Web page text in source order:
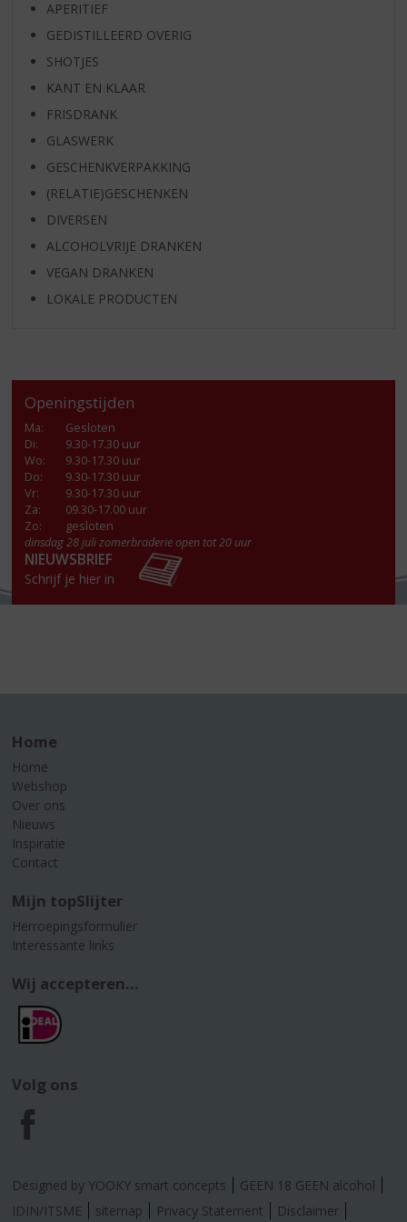
APERITIEF
GEDISTILLEERD OVERIG
SHOTJES
KANT EN KLAAR
FRISDRANK
GLASWERK
GESCHENKVERPAKKING
(RELATIE)GESCHENKEN
DIVERSEN
ALCOHOLVRIJE DRANKEN
VEGAN DRANKEN
LOKALE PRODUCTEN
Openingstijden
Ma:
Gesloten
Di:
9.30-17.30 uur
Wo:
9.30-17.30 uur
Do:
9.30-17.30 uur
Vr:
9.30-17.30 uur
Za:
09.30-17.00 uur
Zo:
gesloten
dinsdag 28 juli zomerbraderie open tot 20 uur
NIEUWSBRIEF
Schrijf je hier in
Home
Home
Webshop
Over ons
Nieuws
Inspiratie
Contact
Mijn topSlijter
Herroepingsformulier
Interessante links
Wij accepteren...
Volg ons
F
a
Designed by YOOKY smart concepts
GEEN 18 GEEN alcohol
IDIN/ITSME
sitemap Privacy Statement Disclaimer